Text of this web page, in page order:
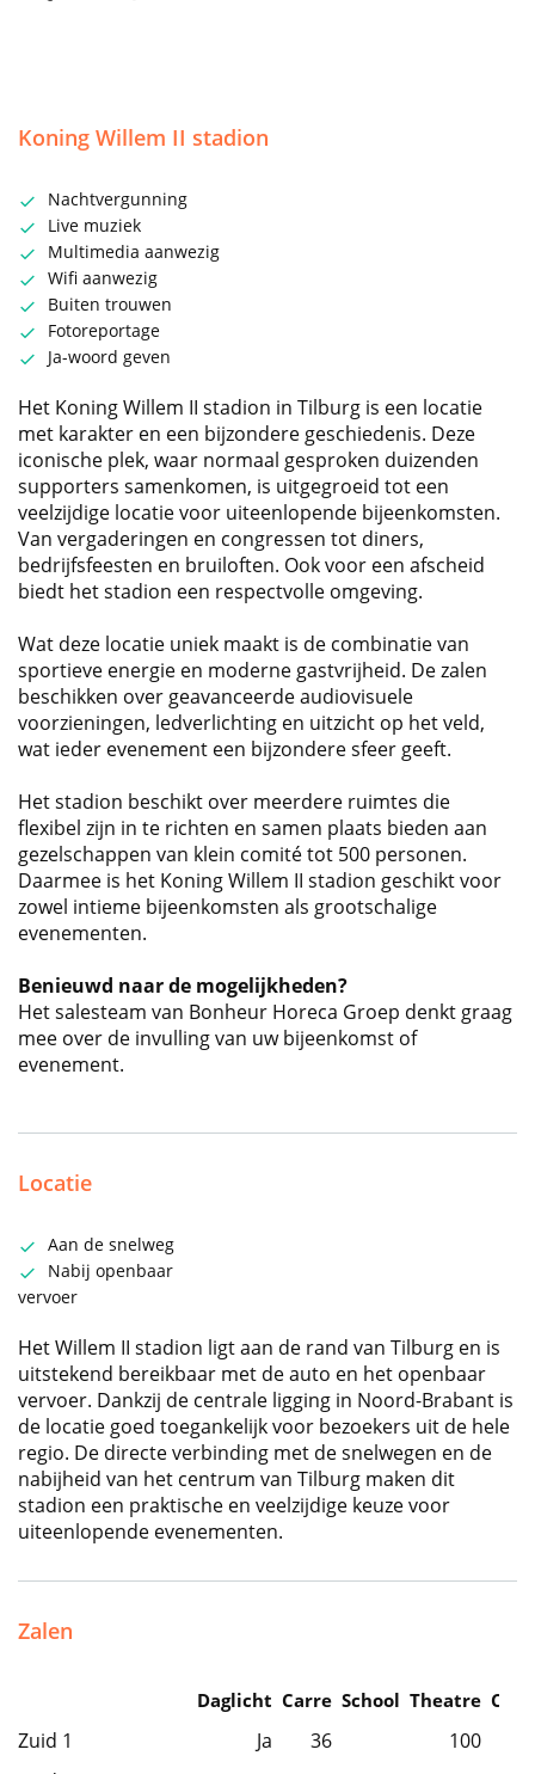
Koning Willem II stadion
Nachtvergunning
Live muziek
Multimedia aanwezig
Wifi aanwezig
Buiten trouwen
Fotoreportage
Ja-woord geven
Het Koning Willem II stadion in Tilburg is een locatie
met karakter en een bijzondere geschiedenis. Deze
iconische plek, waar normaal gesproken duizenden
supporters samenkomen, is uitgegroeid tot een
veelzijdige locatie voor uiteenlopende bijeenkomsten.
Van vergaderingen en congressen tot diners,
bedrijfsfeesten en bruiloften. Ook voor een afscheid
biedt het stadion een respectvolle omgeving.
Wat deze locatie uniek maakt is de combinatie van
sportieve energie en moderne gastvrijheid. De zalen
beschikken over geavanceerde audiovisuele
voorzieningen, ledverlichting en uitzicht op het veld,
wat ieder evenement een bijzondere sfeer geeft.
Het stadion beschikt over meerdere ruimtes die
flexibel zijn in te richten en samen plaats bieden aan
gezelschappen van klein comité tot 500 personen.
Daarmee is het Koning Willem II stadion geschikt voor
zowel intieme bijeenkomsten als grootschalige
evenementen.
Benieuwd naar de mogelijkheden?
Het salesteam van Bonheur Horeca Groep denkt graag
mee over de invulling van uw bijeenkomst of
evenement.
Locatie
Aan de snelweg
Nabij openbaar
vervoer
Het Willem II stadion ligt aan de rand van Tilburg en is
uitstekend bereikbaar met de auto en het openbaar
vervoer. Dankzij de centrale ligging in Noord-Brabant is
de locatie goed toegankelijk voor bezoekers uit de hele
regio. De directe verbinding met de snelwegen en de
nabijheid van het centrum van Tilburg maken dit
stadion een praktische en veelzijdige keuze voor
uiteenlopende evenementen.
Zalen
Daglicht Carre School Theatre
Zuid 1 Ja 36
100